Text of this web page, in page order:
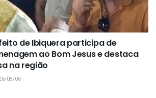
de Ibiquera participa de
ao Bom Jesus e destaca
na região
08/06